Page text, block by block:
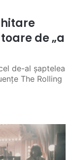
de „a
de-al șaptelea
The Rolling